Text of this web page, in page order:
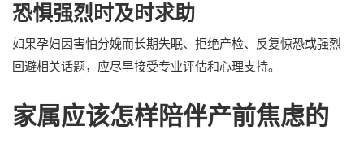
恐惧强烈时及时求助
如果孕妇因害怕分娩而长期失眠、拒绝产检、反复惊恐或强烈
回避相关话题，应尽早接受专业评估和心理支持。
家属应该怎样陪伴产前焦虑的